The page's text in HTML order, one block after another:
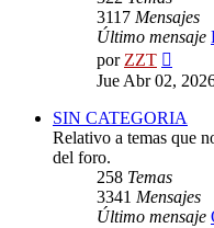
3117 Mensajes
Último mensaje
porZZT
último
Jue Abr 02,
SIN CATEGORIA
Relativo a temas que
del foro.
258 Temas
3341 Mensajes
Último mensaje